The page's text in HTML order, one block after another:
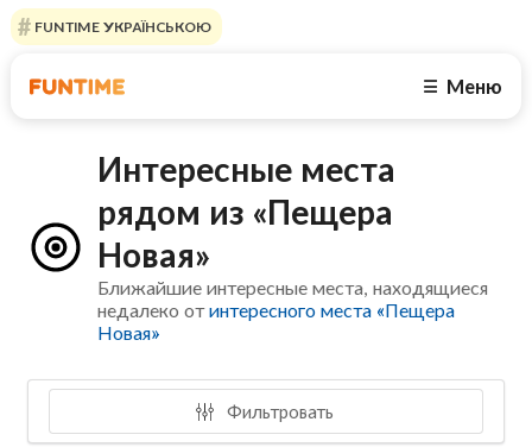
FUNTIME УКРАЇНСЬКОЮ
☰ Меню
Интересные места
рядом из «Пещера
Новая»
Ближайшие интересные места, находящиеся
недалеко отинтересного места «Пещера
Новая»
Фильтровать